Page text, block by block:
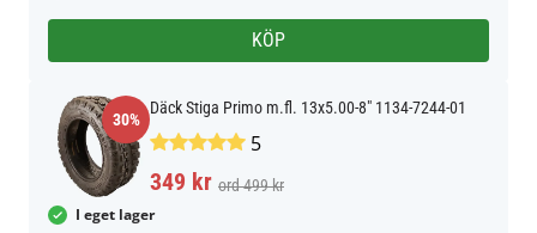
KÖP
30%
Däck Stiga Primo m.fl. 13x5.00-8" 1134-7244-01
5
349 kr ord 499 kr
I eget lager